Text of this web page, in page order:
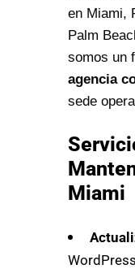
en Miami,
Palm
somos un
agencia
sede
Miami